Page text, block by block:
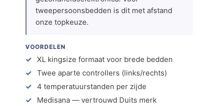
tweepersoonsbedden is dit met afstand
onze topkeuze.
VOORDELEN
XL kingsize formaat voor brede bedden
Twee aparte controllers (links/rechts)
4 temperatuurstanden per zijde
Medisana — vertrouwd Duits merk